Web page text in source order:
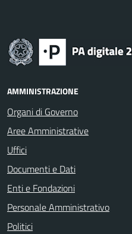
AMMINISTRAZIONE
Organi di Governo
Aree Amministrative
Uffici
Documenti e Dati
Enti e Fondazioni
Personale Amministrativo
Politici